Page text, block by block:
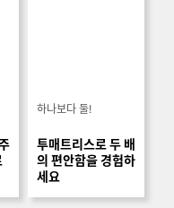
하나보다 둘!
투매트리스로 두 배
의 편안함을 경험하
세요